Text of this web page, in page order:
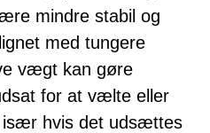
mindre stabil og
med tungere
vægt kan gøre
for at vælte eller
især hvis det udsættes